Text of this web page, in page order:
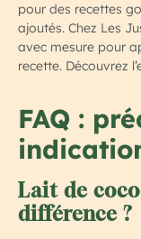
pour des recettes
ajoutés. Chez Les
avec mesure pour
recette. Découvrez
FAQ :
Lait de
différence ?